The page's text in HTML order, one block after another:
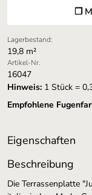
❐
Lagerbestand:
19,8 m²
Artikel-Nr.
16047
Hinweis:1 Stück =
Empfohlene
Eigenschaften
Beschreibung
Die Terrassenplatte